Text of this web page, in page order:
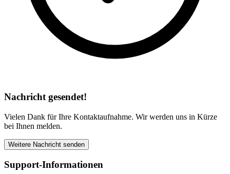
Nachricht gesendet!
Vielen Dank für Ihre Kontaktaufnahme. Wir werden uns in Kürze
bei Ihnen melden.
Weitere Nachricht senden
Support-Informationen